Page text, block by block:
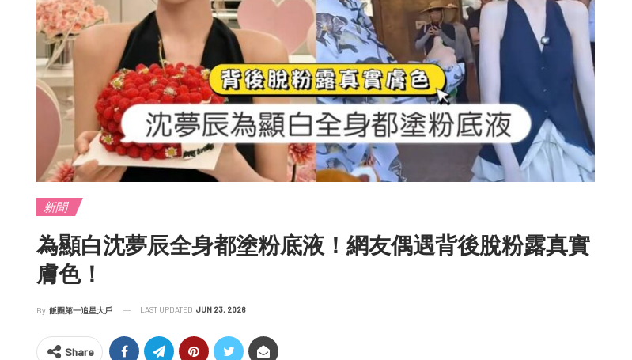
新聞
為顯白沈夢辰全身都塗粉底液！網友偶遇背後脫粉露真實
膚色！
By 飯圈第一追星大戶 LAST UPDATED JUN 23, 2026
Share